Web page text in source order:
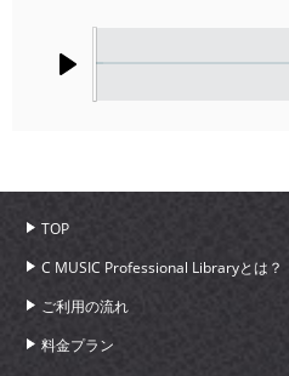
TOP
C MUSIC Professional Libraryとは？
ご利用の流れ
料金プラン